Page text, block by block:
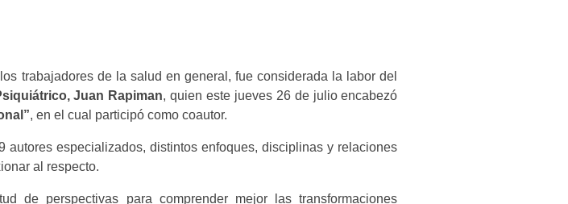
trabajadores de la salud en general, fue considerada la labor del
Juan Rapiman, quien este jueves 26 de julio encabezó
, en el cual participó como coautor.
autores especializados, distintos enfoques, disciplinas y relaciones
al respecto.
de perspectivas para comprender mejor las transformaciones